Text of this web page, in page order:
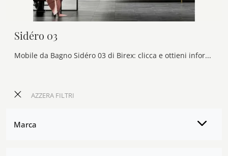
AZZERA FILTRI
Marca
Sidéro 03
Mobile da Bagno Sidéro 03 di Birex: clicca e ottieni informazioni su mobili bagno sospesi in legno e elementi accessori della firma.